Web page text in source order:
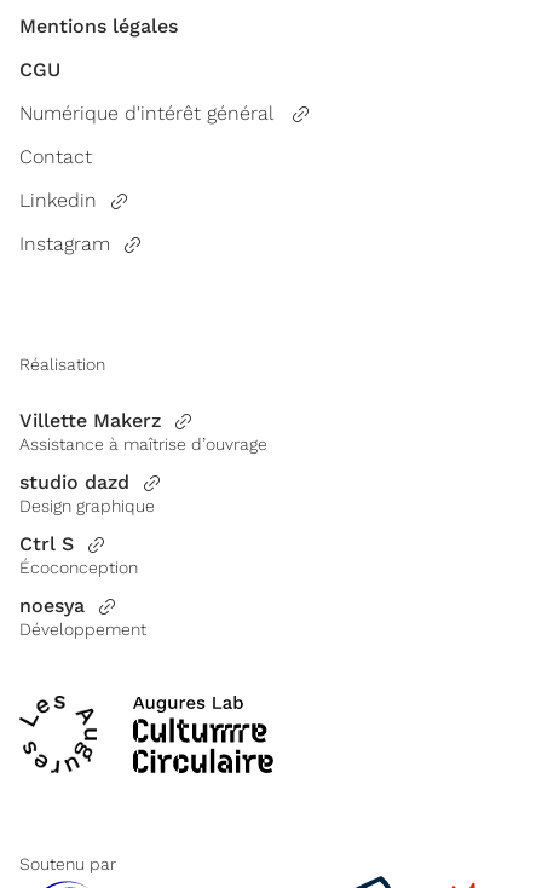
Mentions légales
CGU
Numérique d'intérêt général
Contact
Linkedin
Instagram
Réalisation
Villette Makerz
Assistance à maîtrise d’ouvrage
studio dazd
Design graphique
Ctrl S
Écoconception
noesya
Développement
Soutenu par